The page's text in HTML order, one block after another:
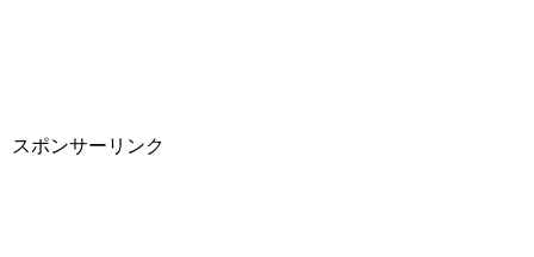
スポンサーリンク